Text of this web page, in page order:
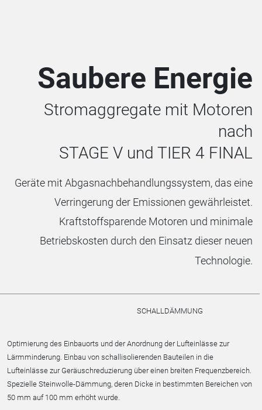
Saubere Energie
Stromaggregate mit Motoren
nach
STAGE V und TIER 4 FINAL
Geräte mit Abgasnachbehandlungssystem, das eine
Verringerung der Emissionen gewährleistet.
Kraftstoffsparende Motoren und minimale
Betriebskosten durch den Einsatz dieser neuen
Technologie.
SCHALLDÄMMUNG
Optimierung des Einbauorts und der Anordnung der Lufteinlässe zur
Lärmminderung. Einbau von schallisolierenden Bauteilen in die
Lufteinlässe zur Geräuschreduzierung über einen breiten Frequenzbereich.
Spezielle Steinwolle-Dämmung, deren Dicke in bestimmten Bereichen von
50 mm auf 100 mm erhöht wurde.